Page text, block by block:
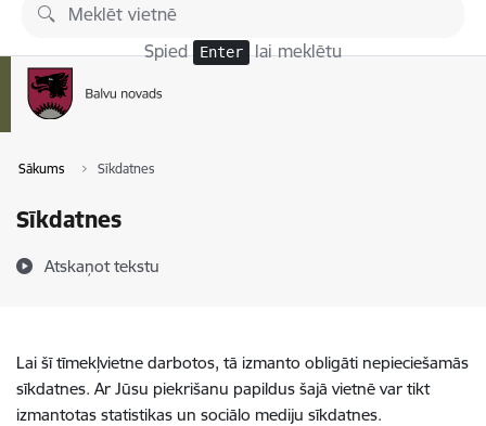
Pāriet uz lapas saturu
Spied Enter lai meklētu
Sākums Sīkdatnes
Sīkdatnes
Atskaņot tekstu
Lai šī tīmekļvietne darbotos, tā izmanto obligāti nepieciešamās
sīkdatnes. Ar Jūsu piekrišanu papildus šajā vietnē var tikt
izmantotas statistikas un sociālo mediju sīkdatnes.